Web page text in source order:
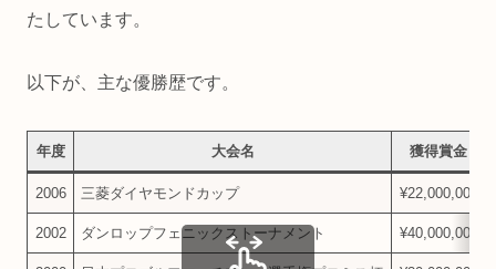
たしています。
以下が、主な優勝歴です。
年度 大会名 獲得賞金
2006 三菱ダイヤモンドカップ ¥22,000,000
2002 ダンロップフェニックストーナメント ¥40,000,000